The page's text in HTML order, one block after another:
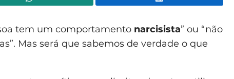
tem um comportamento narcisista” ou “não
Mas será que sabemos de verdade o que